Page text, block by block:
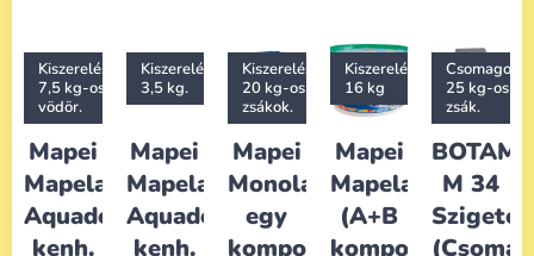
Mapei
Mapelastic
Aquadefense
kenh.
Kiszerelés:
7,5 kg-os
vödör.
Mapei
Mapelastic
Aquadefense
kenh.
Kiszerelés:
3,5 kg.
Mapei
Monolastic
egy
komponensű
Kiszerelés
20 kg-os
zsákok.
Mapei
Mapelastic
(A+B
komponens)
Kiszerelések:
16 kg
M 34
25 kg-os
zsák.